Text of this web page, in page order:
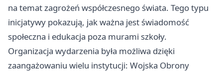
na temat zagrożeń współczesnego świata. Tego typu
inicjatywy pokazują, jak ważna jest świadomość
społeczna i edukacja poza murami szkoły.
Organizacja wydarzenia była możliwa dzięki
zaangażowaniu wielu instytucji: Wojska Obrony